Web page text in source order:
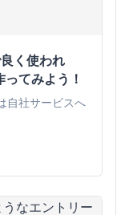
く使われ
てみよう！
自社サービスへ